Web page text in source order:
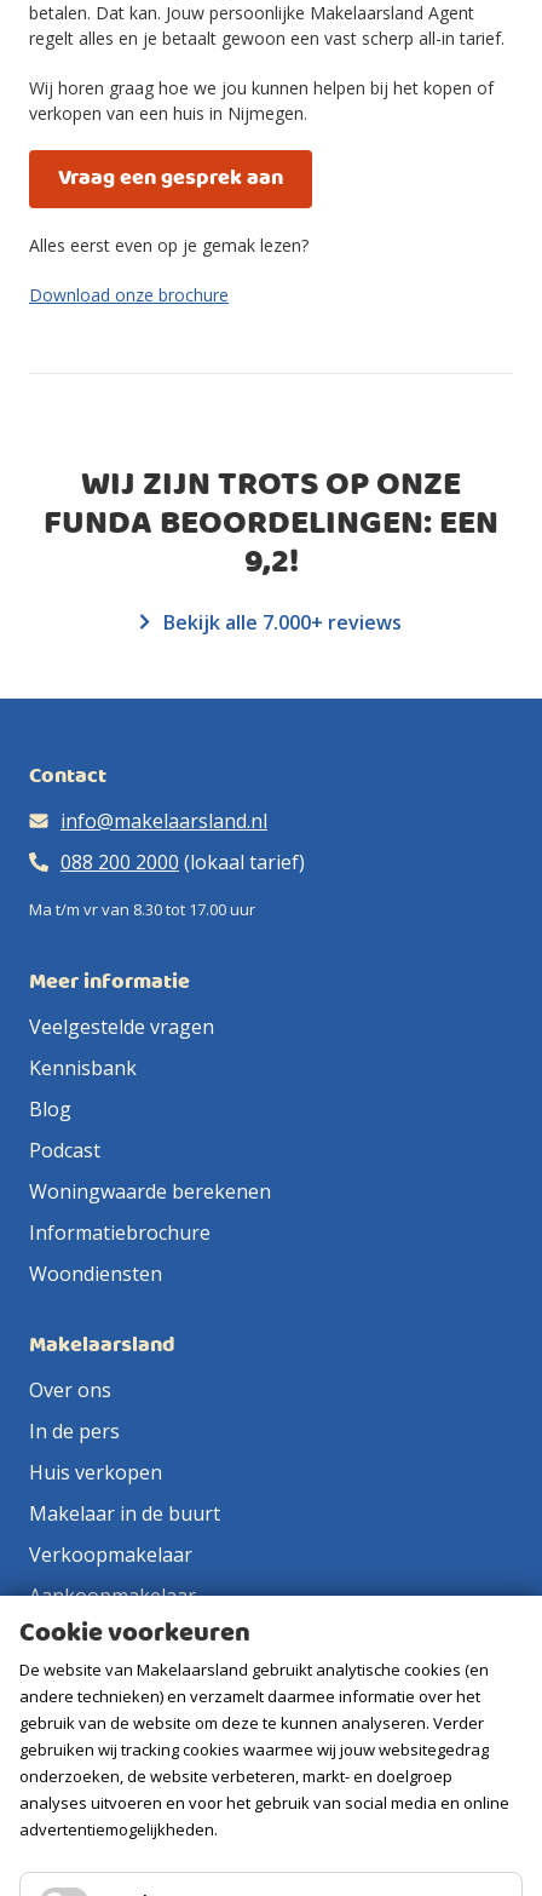
betalen. Dat kan. Jouw persoonlijke Makelaarsland Agent
regelt alles en je betaalt gewoon een vast scherp all-in tarief.
Wij horen graag hoe we jou kunnen helpen bij het kopen of
verkopen van een huis in Nijmegen.
Vraag een gesprek aan
Alles eerst even op je gemak lezen?
Download onze brochure
WIJ ZIJN TROTS OP ONZE
FUNDA BEOORDELINGEN: EEN
9,2!
Bekijk alle 7.000+ reviews
Contact
info@makelaarsland.nl
088 200 2000 (lokaal tarief)
Ma t/m vr van 8.30 tot 17.00 uur
Meer informatie
Veelgestelde vragen
Kennisbank
Blog
Podcast
Woningwaarde berekenen
Informatiebrochure
Woondiensten
Makelaarsland
Over ons
In de pers
Huis verkopen
Makelaar in de buurt
Verkoopmakelaar
Aankoopmakelaar
Contact
Vacatures
Volg ons
Cookie voorkeuren
De website van Makelaarsland gebruikt analytische cookies (en
andere technieken) en verzamelt daarmee informatie over het
gebruik van de website om deze te kunnen analyseren. Verder
gebruiken wij tracking cookies waarmee wij jouw websitegedrag
onderzoeken, de website verbeteren, markt- en doelgroep
analyses uitvoeren en voor het gebruik van social media en online
advertentiemogelijkheden.